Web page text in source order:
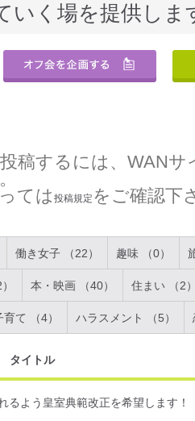
いく場を提供しま
稿するには、WAN
ては 投稿規定 をご確認下
働き女子 （22） 趣味 （0）
本・映画 （40） 住まい （2
育て （4） ハラスメント （5）
タイトル
るよう皇室典範改正を希望します